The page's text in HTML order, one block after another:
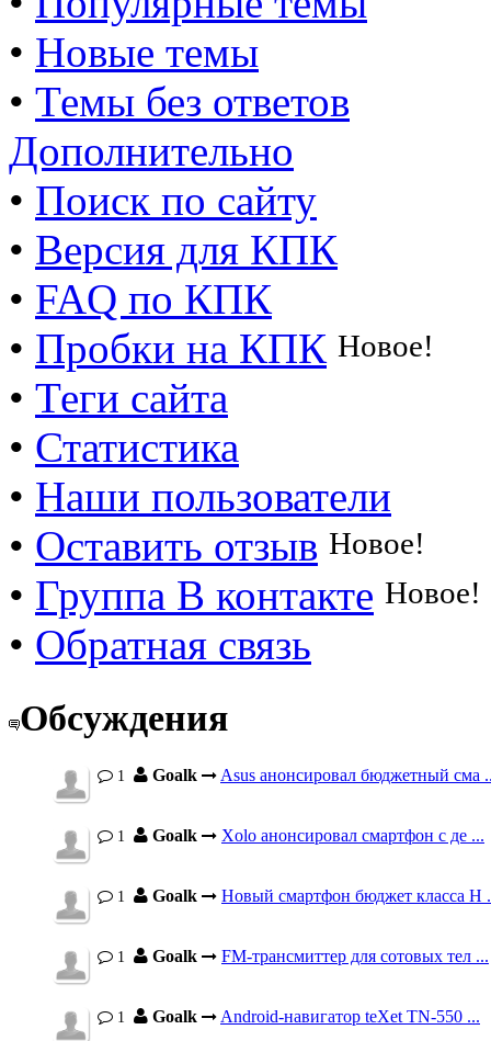
• Новые темы
• Темы без ответов
Дополнительно
• Поиск по сайту
• Версия для КПК
• FAQ по КПК
• Пробки на КПК Новое!
• Теги сайта
• Статистика
• Наши пользователи
• Оставить отзыв Новое!
• Группа В контакте Новое!
• Обратная связь
Обсуждения
1 Goalk Asus анонсировал бюджетный сма
1 Goalk Xolo анонсировал смартфон с де ...
1 Goalk Новый смартфон бюджет класса H
1 Goalk FM-трансмиттер для сотовых тел ...
1 Goalk Android-навигатор teXet TN-550 ...